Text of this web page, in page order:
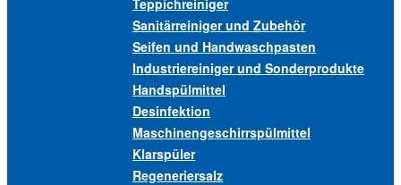
Sanitärreiniger und Zubehör
Seifen und Handwaschpasten
Industriereiniger und Sonderprodukte
Handspülmittel
Desinfektion
Maschinengeschirrspülmittel
Klarspüler
Regeneriersalz